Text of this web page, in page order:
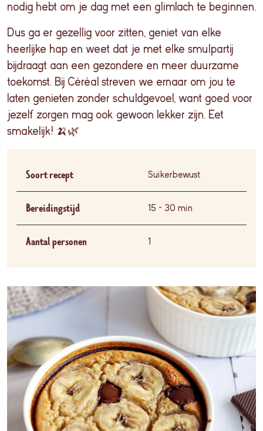
nodig hebt om je dag met een glimlach te beginnen.
Dus ga er gezellig voor zitten, geniet van elke
heerlijke hap en weet dat je met elke smulpartij
bijdraagt aan een gezondere en meer duurzame
toekomst. Bij Céréal streven we ernaar om jou te
laten genieten zonder schuldgevoel, want goed voor
jezelf zorgen mag ook gewoon lekker zijn. Eet
smakelijk! 🍌🌿
Soort recept Suikerbewust
Bereidingstijd 15 - 30 min
Aantal personen 1